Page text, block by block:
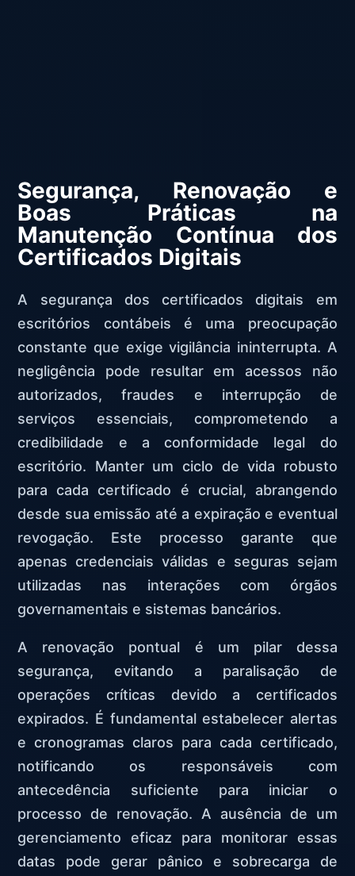
Segurança, Renovação e
Boas Práticas na
Manutenção Contínua dos
Certificados Digitais
A segurança dos certificados digitais em
escritórios contábeis é uma preocupação
constante que exige vigilância ininterrupta. A
negligência pode resultar em acessos não
autorizados, fraudes e interrupção de
serviços essenciais, comprometendo a
credibilidade e a conformidade legal do
escritório. Manter um ciclo de vida robusto
para cada certificado é crucial, abrangendo
desde sua emissão até a expiração e eventual
revogação. Este processo garante que
apenas credenciais válidas e seguras sejam
utilizadas nas interações com órgãos
governamentais e sistemas bancários.
A renovação pontual é um pilar dessa
segurança, evitando a paralisação de
operações críticas devido a certificados
expirados. É fundamental estabelecer alertas
e cronogramas claros para cada certificado,
notificando os responsáveis com
antecedência suficiente para iniciar o
processo de renovação. A ausência de um
gerenciamento eficaz para monitorar essas
datas pode gerar pânico e sobrecarga de